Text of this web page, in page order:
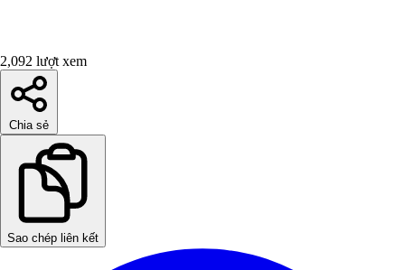
2,092 lượt xem
Chia sẻ
Sao chép liên kết